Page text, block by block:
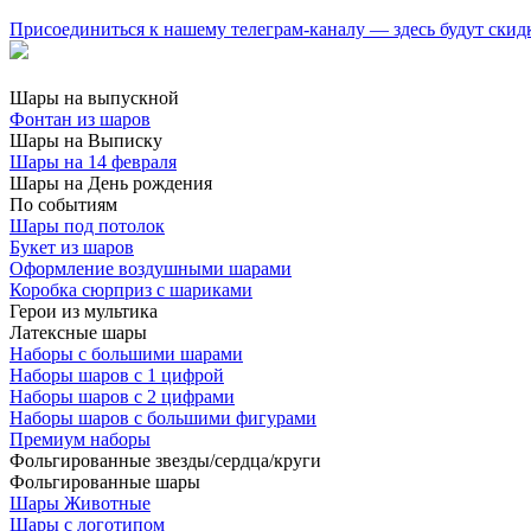
Присоединиться к нашему телеграм-каналу — здесь будут
Шары на выпускной
Фонтан из шаров
Шары на Выписку
Шары на 14 февраля
Шары на День рождения
По событиям
Шары под потолок
Букет из шаров
Оформление воздушными шарами
Коробка сюрприз с шариками
Герои из мультика
Латексные шары
Наборы с большими шарами
Наборы шаров с 1 цифрой
Наборы шаров с 2 цифрами
Наборы шаров с большими фигурами
Премиум наборы
Фольгированные звезды/сердца/круги
Фольгированные шары
Шары Животные
Шары с логотипом